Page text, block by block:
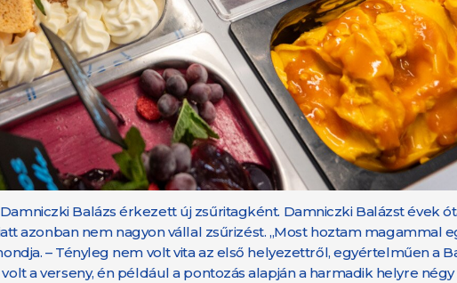
Balázs érkezett új zsűritagként. Damniczki Balázst évek
azonban nem nagyon vállal zsűrizést. „Most hoztam magammal
– Tényleg nem volt vita az első helyezettről, egyértelműen a
a verseny, én például a pontozás alapján a harmadik helyre